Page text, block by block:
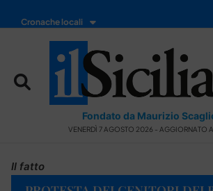
Cronache locali
Fondato da Maurizio
VENERDÌ 7 AGOSTO 2026 - AGGIORNATO
Il fatto